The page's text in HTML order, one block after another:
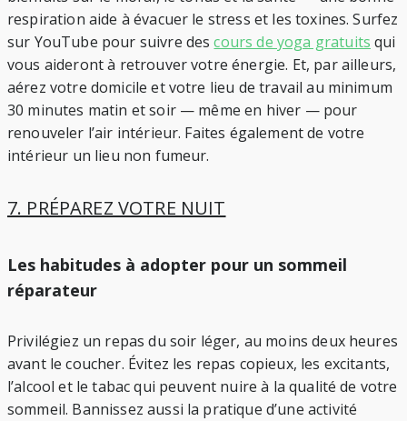
respiration aide à évacuer le stress et les toxines. Surfez
sur YouTube pour suivre descours de yoga gratuits qui
vous aideront à retrouver votre énergie. Et, par ailleurs,
aérez votre domicile et votre lieu de travail au minimum
30 minutes matin et soir — même en hiver — pour
renouveler l’air intérieur. Faites également de votre
intérieur un lieu non fumeur.
7. PRÉPAREZ VOTRE NUIT
Les habitudes à adopter pour un sommeil
réparateur
Privilégiez un repas du soir léger, au moins deux heures
avant le coucher. Évitez les repas copieux, les excitants,
l’alcool et le tabac qui peuvent nuire à la qualité de votre
sommeil. Bannissez aussi la pratique d’une activité